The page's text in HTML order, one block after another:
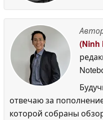
(Ninh
отвечаю за
которой собраны